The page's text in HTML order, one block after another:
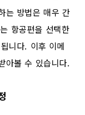
는 방법은 매우 간
항공편을 선택한
니다. 이후 이메
아볼 수 있습니다.